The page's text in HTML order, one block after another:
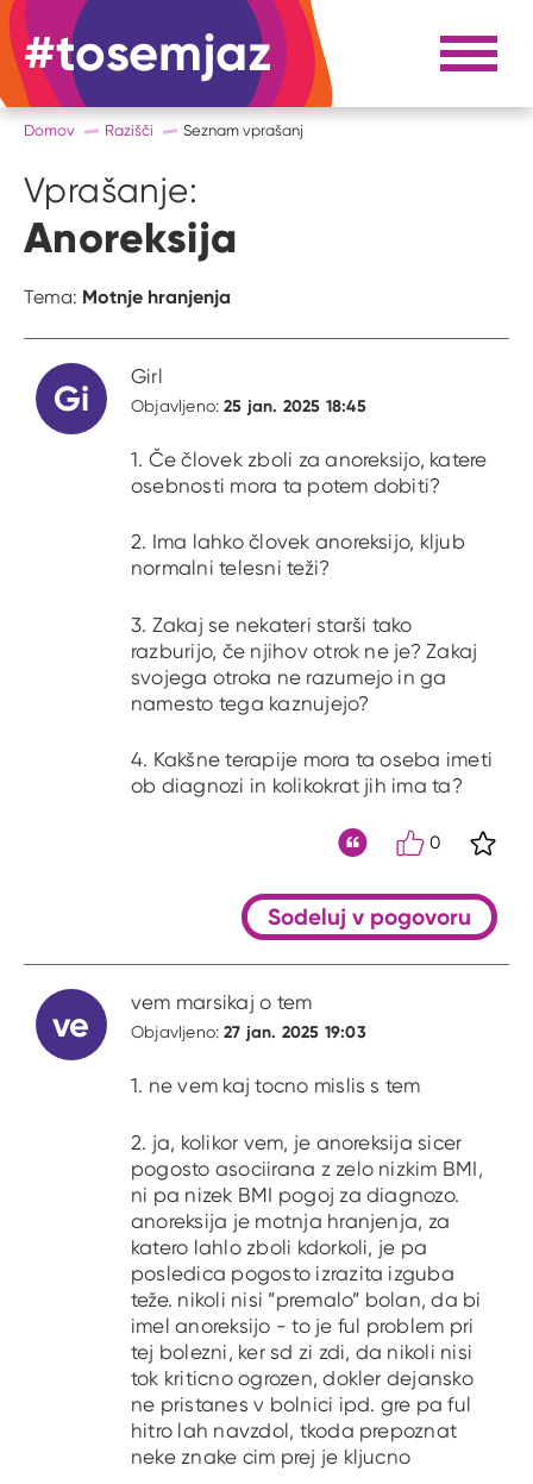
#tosemjaz #to sem jaz Razpri
Domov Razišči Seznam vprašanj
Vprašanje:
Anoreksija
Tema: Motnje hranjenja
Gi
Girl
Objavljeno:25 jan. 2025 18:45
1. Če človek zboli za anoreksijo, katere
osebnosti mora ta potem dobiti?
2. Ima lahko človek anoreksijo, kljub
normalni telesni teži?
3. Zakaj se nekateri starši tako
razburijo, če njihov otrok ne je? Zakaj
svojega otroka ne razumejo in ga
namesto tega kaznujejo?
4. Kakšne terapije mora ta oseba imeti
ob diagnozi in kolikokrat jih ima ta?
0
Sodeluj v pogovoru
ve
vem marsikaj o tem
Objavljeno:27 jan. 2025 19:03
1. ne vem kaj tocno mislis s tem
2. ja, kolikor vem, je anoreksija sicer
pogosto asociirana z zelo nizkim BMI,
ni pa nizek BMI pogoj za diagnozo.
anoreksija je motnja hranjenja, za
katero lahlo zboli kdorkoli, je pa
posledica pogosto izrazita izguba
teže. nikoli nisi ”premalo” bolan, da bi
imel anoreksijo - to je ful problem pri
tej bolezni, ker sd zi zdi, da nikoli nisi
tok kriticno ogrozen, dokler dejansko
ne pristanes v bolnici ipd. gre pa ful
hitro lah navzdol, tkoda prepoznat
neke znake cim prej je kljucno